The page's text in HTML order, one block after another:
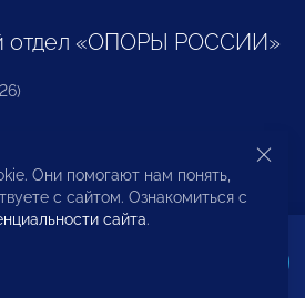
отдел «ОПОРЫ РОССИИ»
предпринимателей и
Они помогают нам понять,
с сайтом. Ознакомиться с
сайта.